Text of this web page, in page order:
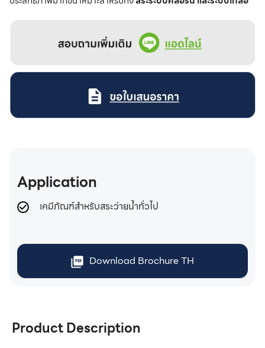
Application
เคมีภัณฑ์สำหรับสระว่ายน้ำทั่วไป
Download Brochure TH
Product Description